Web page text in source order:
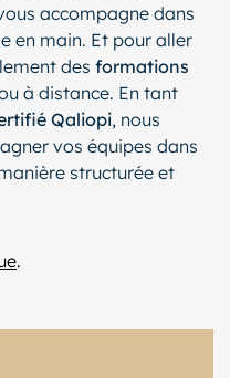
accompagne dans
en main. Et pour aller
des formations
à distance. En tant
Qaliopi, nous
vos équipes dans
structurée et
.